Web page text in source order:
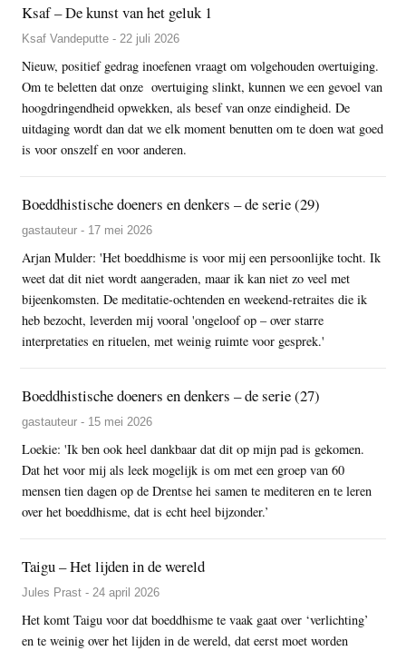
Ksaf – De kunst van het geluk 1
Ksaf Vandeputte - 22 juli 2026
Nieuw, positief gedrag inoefenen vraagt om volgehouden overtuiging.
Om te beletten dat onze overtuiging slinkt, kunnen we een gevoel van
hoogdringendheid opwekken, als besef van onze eindigheid. De
uitdaging wordt dan dat we elk moment benutten om te doen wat goed
is voor onszelf en voor anderen.
Boeddhistische doeners en denkers – de serie (29)
gastauteur - 17 mei 2026
Arjan Mulder: 'Het boeddhisme is voor mij een persoonlijke tocht. Ik
weet dat dit niet wordt aangeraden, maar ik kan niet zo veel met
bijeenkomsten. De meditatie-ochtenden en weekend-retraites die ik
heb bezocht, leverden mij vooral 'ongeloof op – over starre
interpretaties en rituelen, met weinig ruimte voor gesprek.'
Boeddhistische doeners en denkers – de serie (27)
gastauteur - 15 mei 2026
Loekie: 'Ik ben ook heel dankbaar dat dit op mijn pad is gekomen.
Dat het voor mij als leek mogelijk is om met een groep van 60
mensen tien dagen op de Drentse hei samen te mediteren en te leren
over het boeddhisme, dat is echt heel bijzonder.’
Taigu – Het lijden in de wereld
Jules Prast - 24 april 2026
Het komt Taigu voor dat boeddhisme te vaak gaat over ‘verlichting’
en te weinig over het lijden in de wereld, dat eerst moet worden